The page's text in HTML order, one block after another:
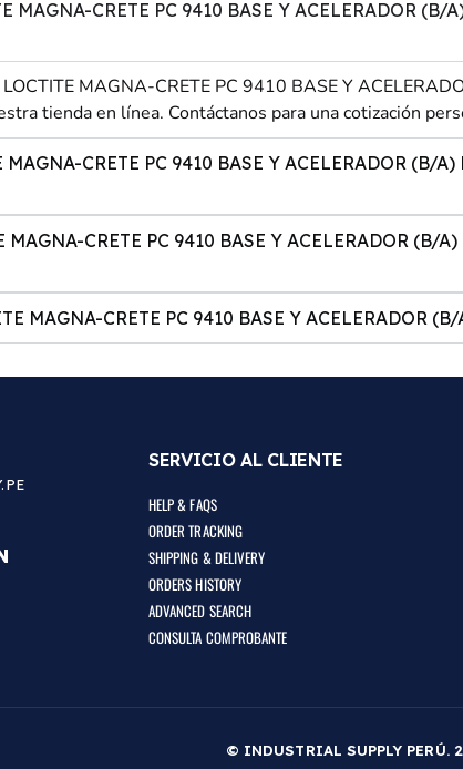
MAGNA-CRETE PC 9410 BASE Y ACELERADOR
MAGNA-CRETE PC 9410 BASE Y
tienda en línea. Contáctanos para una cotización
CRETE PC 9410 BASE Y ACELERADOR
CRETE PC 9410 BASE Y ACELERADOR
MAGNA-CRETE PC 9410 BASE Y ACELERADOR
SERVICIO AL CLIENTE
HELP & FAQS
ORDER TRACKING
SHIPPING & DELIVERY
ORDERS HISTORY
ADVANCED SEARCH
CONSULTA COMPROBANTE
© INDUSTRIAL SUPPLY PERÚ.